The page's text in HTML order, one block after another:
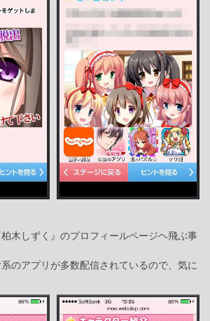
木しずく』のプロフィールページヘ飛ぶ事
のアプリが多数配信されているので、気に